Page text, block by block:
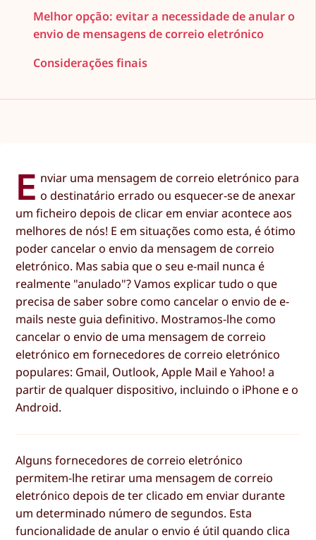
Melhor opção: evitar a necessidade de anular o
envio de mensagens de correio eletrónico
Considerações finais
E nviar uma mensagem de correio eletrónico para
o destinatário errado ou esquecer-se de anexar
um ficheiro depois de clicar em enviar acontece aos
melhores de nós! E em situações como esta, é ótimo
poder cancelar o envio da mensagem de correio
eletrónico. Mas sabia que o seu e-mail nunca é
realmente "anulado"? Vamos explicar tudo o que
precisa de saber sobre como cancelar o envio de e-
mails neste guia definitivo. Mostramos-lhe como
cancelar o envio de uma mensagem de correio
eletrónico em fornecedores de correio eletrónico
populares: Gmail, Outlook, Apple Mail e Yahoo! a
partir de qualquer dispositivo, incluindo o iPhone e o
Android.
Alguns fornecedores de correio eletrónico
permitem-lhe retirar uma mensagem de correio
eletrónico depois de ter clicado em enviar durante
um determinado número de segundos. Esta
funcionalidade de anular o envio é útil quando clica